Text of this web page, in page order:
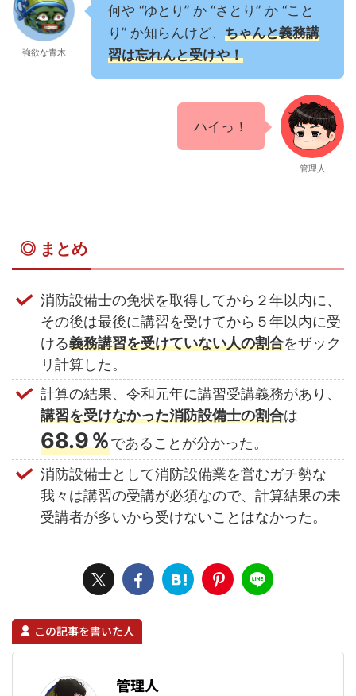
強欲な青木
何や “ゆとり” か “さとり” か “こと
り” か知らんけど、 ちゃんと義務講
習は忘れんと受けや！
ハイっ！
管理人
◎ まとめ
消防設備士の免状を取得してから２年以内に、
その後は最後に講習を受けてから５年以内に受
ける義務講習を受けていない人の割合をザック
リ計算した。
計算の結果、令和元年に講習受講義務があり、
講習を受けなかった消防設備士の割合は
68.9％であることが分かった。
消防設備士として消防設備業を営むガチ勢な
我々は講習の受講が必須なので、計算結果の未
受講者が多いから受けないことはなかった。
この記事を書いた人
管理人